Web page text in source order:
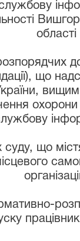
області
що
охорони
суду, що